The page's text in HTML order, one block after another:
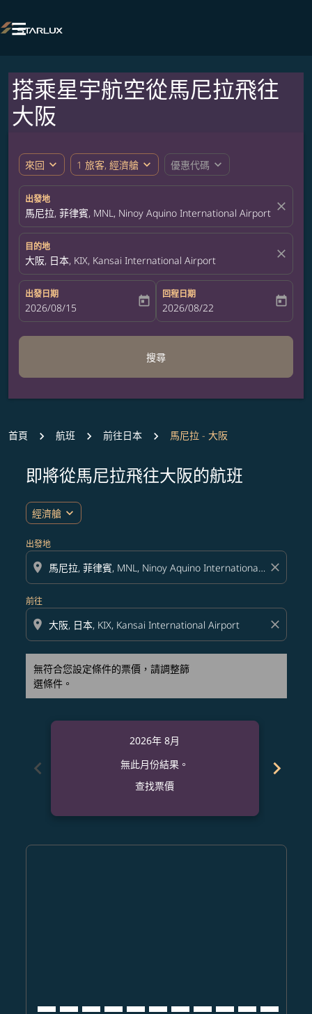

搭乘星宇航空從馬尼拉飛往
大阪
來回 expand_more 1 旅客, 經濟艙 expand_more 優惠代碼 expand_more
出發地
馬尼拉, 菲律賓, MNL, Ninoy Aquino International Airport close
目的地
大阪, 日本, KIX, Kansai International Airport close
出發日期
fc-booking-departure-date-aria-label
2026/08/15 today
回程日期
fc-booking-return-date-aria-label
2026/08/22 today
搜尋
首頁 航班 前往日本 馬尼拉 - 大阪
即將從馬尼拉飛往大阪的航班
經濟艙 expand_more
出發地
location_on close
前往
location_on close
無符合您設定條件的票價，請調整篩
選條件。
無符合您設定條件的票價，請調整篩選條件。
chevron_left
2026年 8月
無此月份結果。
查找票價
chevron_right